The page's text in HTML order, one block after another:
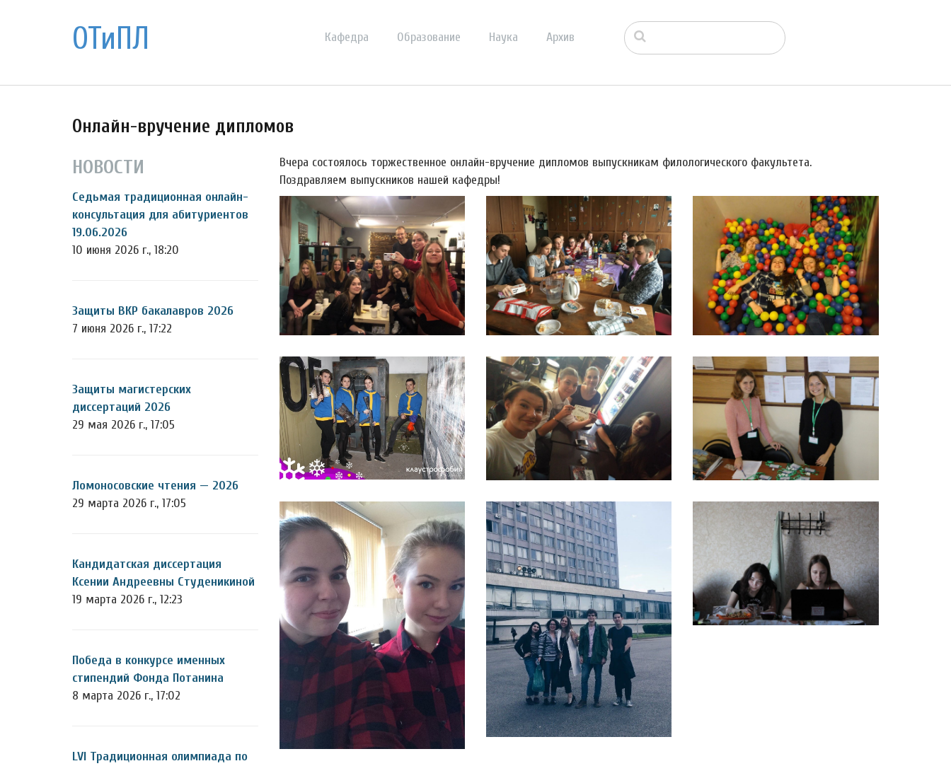
ОТиПЛ Кафедра Образование Наука Архив
Онлайн-вручение дипломов
НОВОСТИ
Седьмая традиционная онлайн-
консультация для абитуриентов
19.06.2026
10 июня 2026 г., 18:20
Защиты ВКР бакалавров 2026
7 июня 2026 г., 17:22
Защиты магистерских
диссертаций 2026
29 мая 2026 г., 17:05
Ломоносовские чтения — 2026
29 марта 2026 г., 17:05
Кандидатская диссертация
Ксении Андреевны Студеникиной
19 марта 2026 г., 12:23
Победа в конкурсе именных
стипендий Фонда Потанина
8 марта 2026 г., 17:02
LVI Традиционная олимпиада по
Вчера состоялось торжественное онлайн-вручение дипломов выпускникам филологического факультета.
Поздравляем выпускников нашей кафедры!